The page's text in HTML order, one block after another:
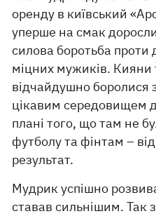
оренду в київський
уперше на смак
силова боротьба проти
міцних мужиків. Кияни
відчайдушно боролися
цікавим середовищем
плані того, що там не
футболу та фінтам –
результат.
Мудрик успішно
ставав сильнішим. Так